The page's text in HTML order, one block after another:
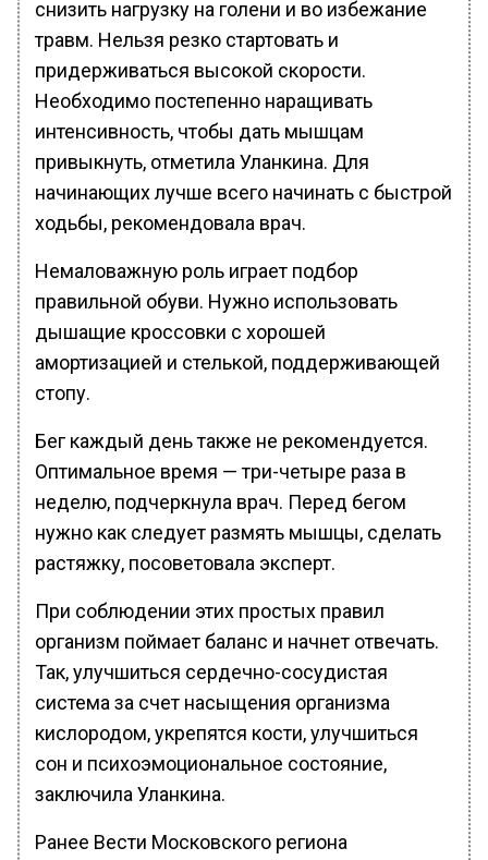
снизить нагрузку на голени и во избежание
травм. Нельзя резко стартовать и
придерживаться высокой скорости.
Необходимо постепенно наращивать
интенсивность, чтобы дать мышцам
привыкнуть, отметила Уланкина. Для
начинающих лучше всего начинать с быстрой
ходьбы, рекомендовала врач.
Немаловажную роль играет подбор
правильной обуви. Нужно использовать
дышащие кроссовки с хорошей
амортизацией и стелькой, поддерживающей
стопу.
Бег каждый день также не рекомендуется.
Оптимальное время — три-четыре раза в
неделю, подчеркнула врач. Перед бегом
нужно как следует размять мышцы, сделать
растяжку, посоветовала эксперт.
При соблюдении этих простых правил
организм поймает баланс и начнет отвечать.
Так, улучшиться сердечно-сосудистая
система за счет насыщения организма
кислородом, укрепятся кости, улучшиться
сон и психоэмоциональное состояние,
заключила Уланкина.
Ранее Вести Московского региона